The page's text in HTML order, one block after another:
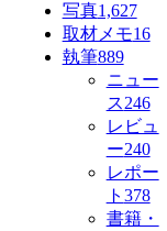
写真1,627
取材メモ16
執筆889
ニュー
ス246
レビュ
ー240
レポー
ト 378
書籍・